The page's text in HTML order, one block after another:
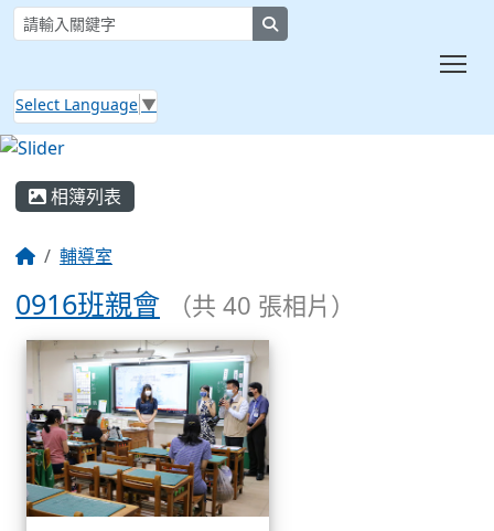
Select Language ▼
相簿列表
輔導室
0916班親會 （共 40 張相片）
相簿列表